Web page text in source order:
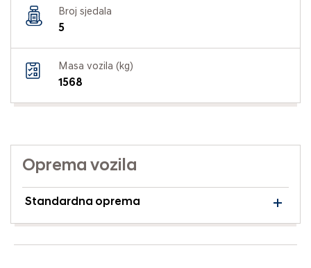
Broj sjedala
5
Masa vozila (kg)
1568
Oprema vozila
Standardna oprema